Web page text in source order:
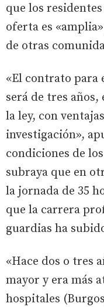
que los
oferta es
de otras
«El contrato para
será de tres
la ley, con
investigación»,
condiciones de
subraya que en
la jornada de 35
que la carrera
guardias ha
«Hace dos o tres
mayor y era más
hospitales